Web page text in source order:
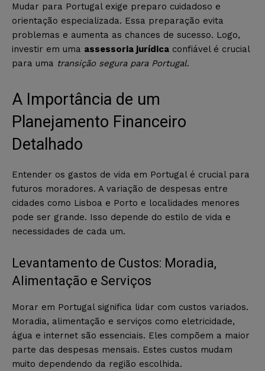
Mudar para Portugal exige preparo cuidadoso e
orientação especializada. Essa preparação evita
problemas e aumenta as chances de sucesso. Logo,
investir em uma assessoria jurídica confiável é crucial
para uma transição segura para Portugal.
A Importância de um
Planejamento Financeiro
Detalhado
Entender os gastos de vida em Portugal é crucial para
futuros moradores. A variação de despesas entre
cidades como Lisboa e Porto e localidades menores
pode ser grande. Isso depende do estilo de vida e
necessidades de cada um.
Levantamento de Custos: Moradia,
Alimentação e Serviços
Morar em Portugal significa lidar com custos variados.
Moradia, alimentação e serviços como eletricidade,
água e internet são essenciais. Eles compõem a maior
parte das despesas mensais. Estes custos mudam
muito dependendo da região escolhida.